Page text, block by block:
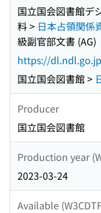
国立国会図書館デ
料 > 日本占領関係
級副官部文書 (AG)
https://
国立国会図書館 >
Producer
国立国会図書館
Production year
2023-03-24
Available